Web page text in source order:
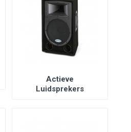
Actieve
Luidsprekers